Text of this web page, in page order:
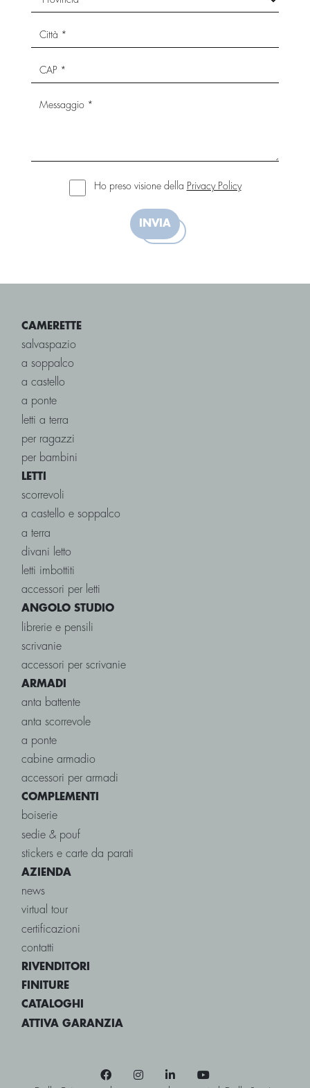
Ho preso visione della Privacy Policy
INVIA
CAMERETTE
salvaspazio
a soppalco
a castello
a ponte
letti a terra
per ragazzi
per bambini
LETTI
scorrevoli
a castello e soppalco
a terra
divani letto
letti imbottiti
accessori per letti
ANGOLO STUDIO
librerie e pensili
scrivanie
accessori per scrivanie
ARMADI
anta battente
anta scorrevole
a ponte
cabine armadio
accessori per armadi
COMPLEMENTI
boiserie
sedie & pouf
stickers e carte da parati
AZIENDA
news
virtual tour
certificazioni
contatti
RIVENDITORI
FINITURE
CATALOGHI
ATTIVA GARANZIA